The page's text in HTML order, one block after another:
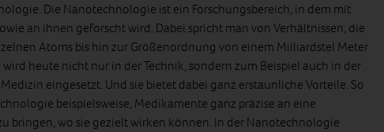
Die Nanotechnologie ist ein Forschungsbereich, in dem mit
an ihnen geforscht wird. Dabei spricht man von Verhältnissen, die
Atoms bis hin zur Größenordnung von einem Milliardstel Meter
heute nicht nur in der Technik, sondern zum Beispiel auch in der
eingesetzt. Und sie bietet dabei ganz erstaunliche Vorteile. So
beispielsweise, Medikamente ganz präzise an eine
bringen, wo sie gezielt wirken können. In der Nanotechnologie